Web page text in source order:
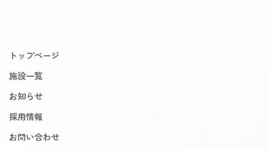
トップページ
施設一覧
お知らせ
採用情報
お問い合わせ